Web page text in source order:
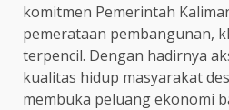
komitmen Pemerintah
pemerataan pembangunan,
terpencil. Dengan hadirnya
kualitas hidup masyarakat
membuka peluang ekonomi